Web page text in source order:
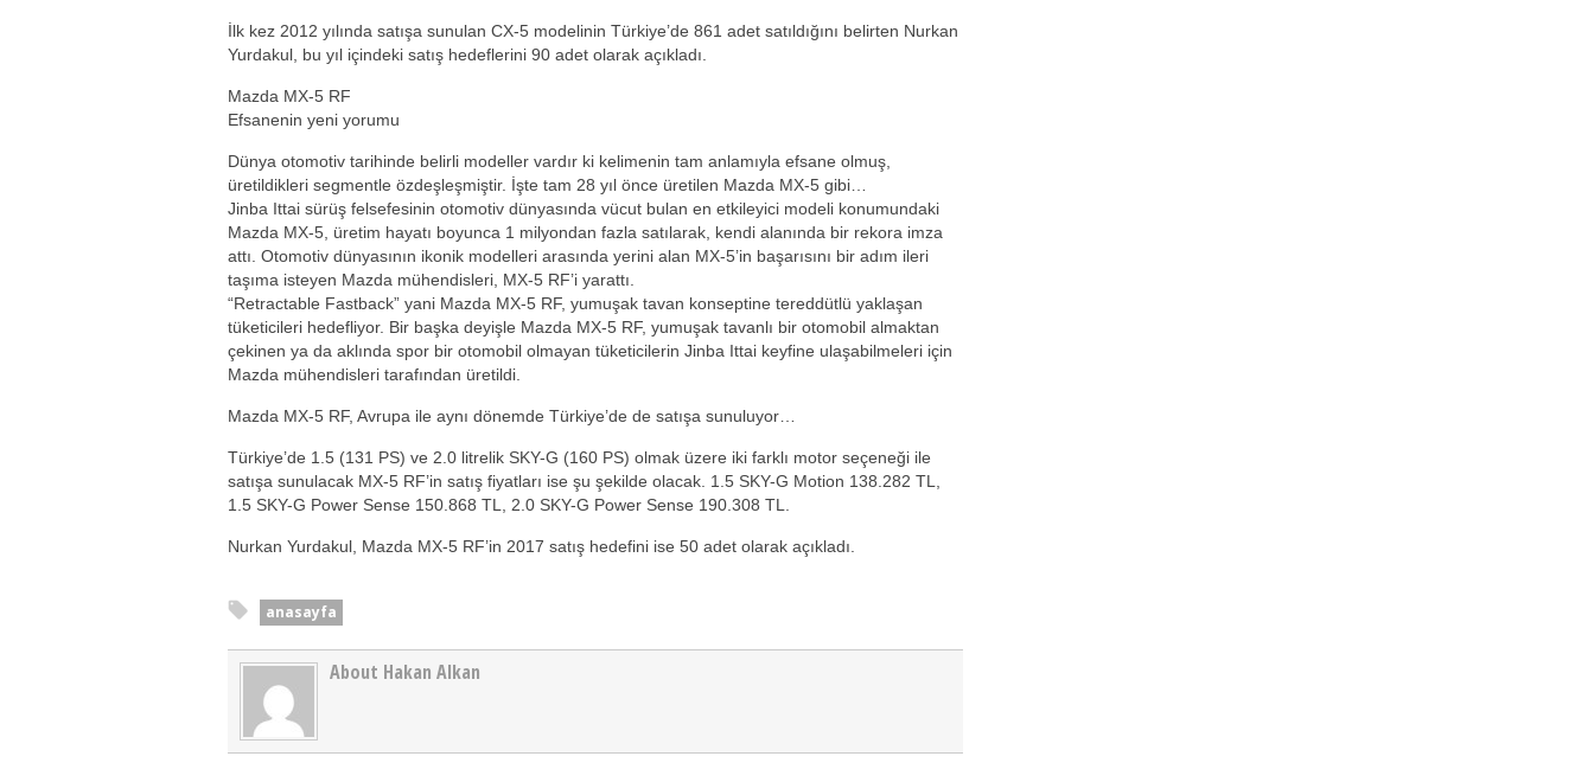
İlk kez 2012 yılında satışa sunulan CX-5 modelinin Türkiye’de 861 adet satıldığını belirten Nurkan
Yurdakul, bu yıl içindeki satış hedeflerini 90 adet olarak açıkladı.
Mazda MX-5 RF
Efsanenin yeni yorumu
Dünya otomotiv tarihinde belirli modeller vardır ki kelimenin tam anlamıyla efsane olmuş,
üretildikleri segmentle özdeşleşmiştir. İşte tam 28 yıl önce üretilen Mazda MX-5 gibi…
Jinba Ittai sürüş felsefesinin otomotiv dünyasında vücut bulan en etkileyici modeli konumundaki
Mazda MX-5, üretim hayatı boyunca 1 milyondan fazla satılarak, kendi alanında bir rekora imza
attı. Otomotiv dünyasının ikonik modelleri arasında yerini alan MX-5’in başarısını bir adım ileri
taşıma isteyen Mazda mühendisleri, MX-5 RF’i yarattı.
“Retractable Fastback” yani Mazda MX-5 RF, yumuşak tavan konseptine tereddütlü yaklaşan
tüketicileri hedefliyor. Bir başka deyişle Mazda MX-5 RF, yumuşak tavanlı bir otomobil almaktan
çekinen ya da aklında spor bir otomobil olmayan tüketicilerin Jinba Ittai keyfine ulaşabilmeleri için
Mazda mühendisleri tarafından üretildi.
Mazda MX-5 RF, Avrupa ile aynı dönemde Türkiye’de de satışa sunuluyor…
Türkiye’de 1.5 (131 PS) ve 2.0 litrelik SKY-G (160 PS) olmak üzere iki farklı motor seçeneği ile
satışa sunulacak MX-5 RF’in satış fiyatları ise şu şekilde olacak. 1.5 SKY-G Motion 138.282 TL,
1.5 SKY-G Power Sense 150.868 TL, 2.0 SKY-G Power Sense 190.308 TL.
Nurkan Yurdakul, Mazda MX-5 RF’in 2017 satış hedefini ise 50 adet olarak açıkladı.
anasayfa
About Hakan Alkan